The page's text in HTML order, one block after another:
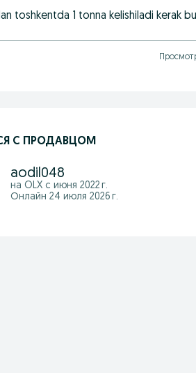
toshkentda 1 tonna kelishiladi kerak
С ПРОДАВЦОМ
aodil048
на OLX с июня 2022 г.
Онлайн 24 июля 2026 г.